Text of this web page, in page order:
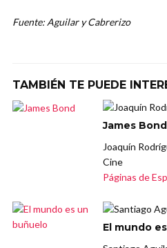
Fuente: Aguilar y Cabrerizo
TAMBIÉN TE PUEDE
James Bond
Joaquín
Cine
Páginas de
El mundo